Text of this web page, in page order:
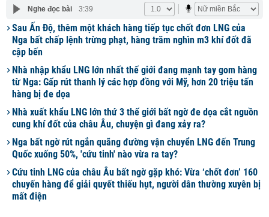
Nghe đọc bài 3:39
Sau Ấn Độ, thêm một khách hàng tiếp tục chốt đơn LNG của
Nga bất chấp lệnh trừng phạt, hàng trăm nghìn m3 khí đốt đã
cập bến
Nhà nhập khẩu LNG lớn nhất thế giới đang mạnh tay gom hàng
từ Nga: Gấp rút thanh lý các hợp đồng với Mỹ, hơn 20 triệu tấn
hàng bị đe dọa
Nhà xuất khẩu LNG lớn thứ 3 thế giới bất ngờ đe dọa cắt nguồn
cung khí đốt của châu Âu, chuyện gì đang xảy ra?
Nga bất ngờ rút ngắn quãng đường vận chuyển LNG đến Trung
Quốc xuống 50%, 'cứu tinh' nào vừa ra tay?
Cứu tinh LNG của châu Âu bất ngờ gặp khó: Vừa ‘chốt đơn’ 160
chuyến hàng để giải quyết thiếu hụt, người dân thường xuyên bị
mất điện